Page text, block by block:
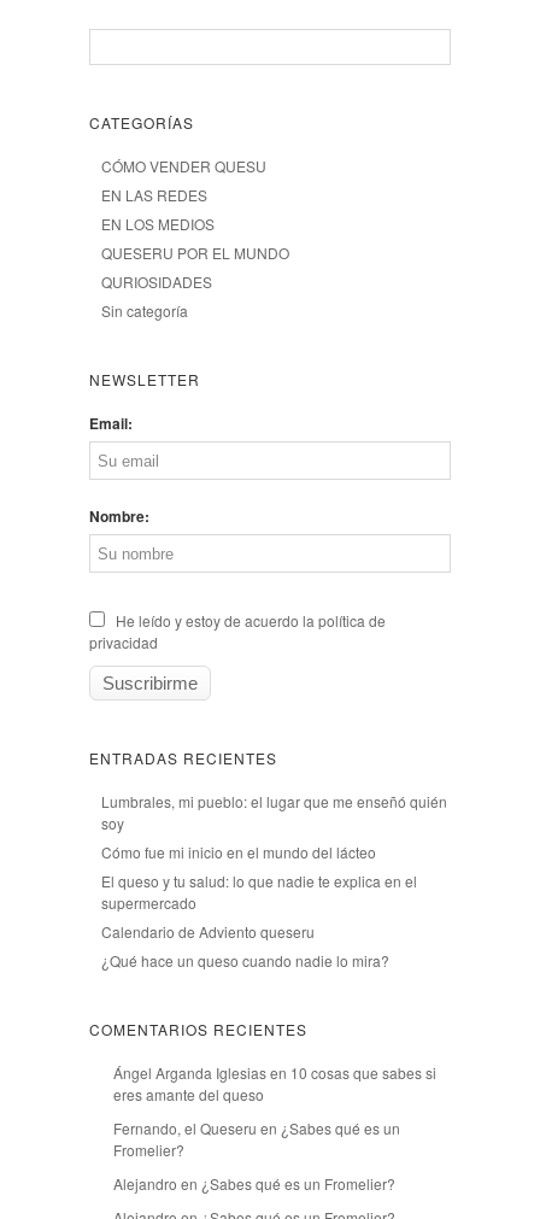
CATEGORÍAS
CÓMO VENDER QUESU
EN LAS REDES
EN LOS MEDIOS
QUESERU POR EL MUNDO
QURIOSIDADES
Sin categoría
NEWSLETTER
Email:
Nombre:
He leído y estoy de acuerdo la política de
privacidad
ENTRADAS RECIENTES
Lumbrales, mi pueblo: el lugar que me enseñó quién
soy
Cómo fue mi inicio en el mundo del lácteo
El queso y tu salud: lo que nadie te explica en el
supermercado
Calendario de Adviento queseru
¿Qué hace un queso cuando nadie lo mira?
COMENTARIOS RECIENTES
Ángel Arganda Iglesiasen 10 cosas que sabes si
eres amante del queso
Fernando, el Queseru en ¿Sabes qué es un
Fromelier?
Alejandro en ¿Sabes qué es un Fromelier?